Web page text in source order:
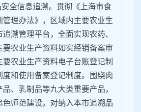
全信息追溯。贯彻《上海市食
管理办法》，区域内主要农业生
溯管理平台，全面实现农药、
要农业生产资料如实经销备案审
农业生产资料电子台账登记制
度和使用备案登记制度。围绕肉
、乳制品等九大类重要产品，
色师范建设。对纳入本市追溯品